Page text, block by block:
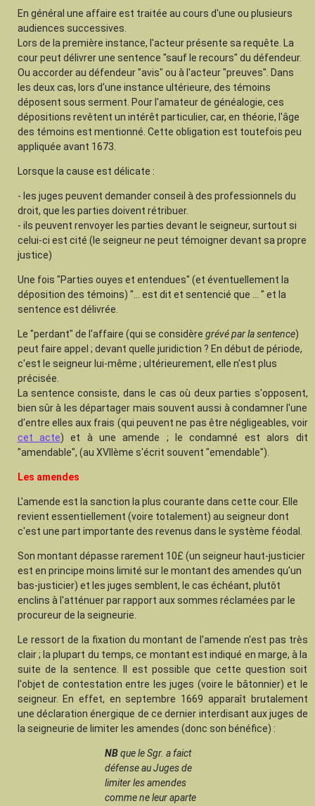
En général une affaire est traitée au cours d'une ou plusieurs
audiences successives.
Lors de la première instance, l'acteur présente sa requête. La
cour peut délivrer une sentence "sauf le recours" du défendeur.
Ou accorder au défendeur "avis" ou à l'acteur "preuves". Dans
les deux cas, lors d'une instance ultérieure, des témoins
déposent sous serment. Pour l'amateur de généalogie, ces
dépositions revêtent un intérêt particulier, car, en théorie, l'âge
des témoins est mentionné. Cette obligation est toutefois peu
appliquée avant 1673.
Lorsque la cause est délicate :
- les juges peuvent demander conseil à des professionnels du
droit, que les parties doivent rétribuer.
- ils peuvent renvoyer les parties devant le seigneur, surtout si
celui-ci est cité (le seigneur ne peut témoigner devant sa propre
justice)
Une fois "Parties ouyes et entendues" (et éventuellement la
déposition des témoins) "... est dit et sentencié que ... " et la
sentence est délivrée.
Le "perdant" de l'affaire (qui se considère grévé par la sentence)
peut faire appel ; devant quelle juridiction ? En début de période,
c'est le seigneur lui-même ; ultérieurement, elle n'est plus
précisée.
La sentence consiste, dans le cas où deux parties s'opposent,
bien sûr à les départager mais souvent aussi à condamner l'une
d'entre elles aux frais (qui peuvent ne pas être négligeables, voir
cet acte) et à une amende ; le condamné est alors dit
"amendable", (au XVIIème s'écrit souvent "emendable").
Les amendes
L'amende est la sanction la plus courante dans cette cour. Elle
revient essentiellement (voire totalement) au seigneur dont
c'est une part importante des revenus dans le système féodal.
Son montant dépasse rarement 10£ (un seigneur haut-justicier
est en principe moins limité sur le montant des amendes qu'un
bas-justicier) et les juges semblent, le cas échéant, plutôt
enclins à l'atténuer par rapport aux sommes réclamées par le
procureur de la seigneurie.
Le ressort de la fixation du montant de l'amende n'est pas très
clair ; la plupart du temps, ce montant est indiqué en marge, à la
suite de la sentence. Il est possible que cette question soit
l'objet de contestation entre les juges (voire le bâtonnier) et le
seigneur. En effet, en septembre 1669 apparaît brutalement
une déclaration énergique de ce dernier interdisant aux juges de
la seigneurie de limiter les amendes (donc son bénéfice) :
NBque le Sgr. a faict
défense au Juges de
limiter les amendes
comme ne leur aparte